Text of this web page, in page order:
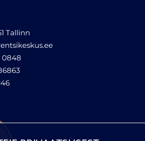
Tallinn
0848